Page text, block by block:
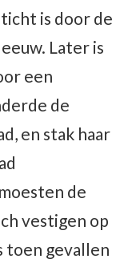
is door de
Later is
een
de
en stak haar
de
vestigen op
toen gevallen